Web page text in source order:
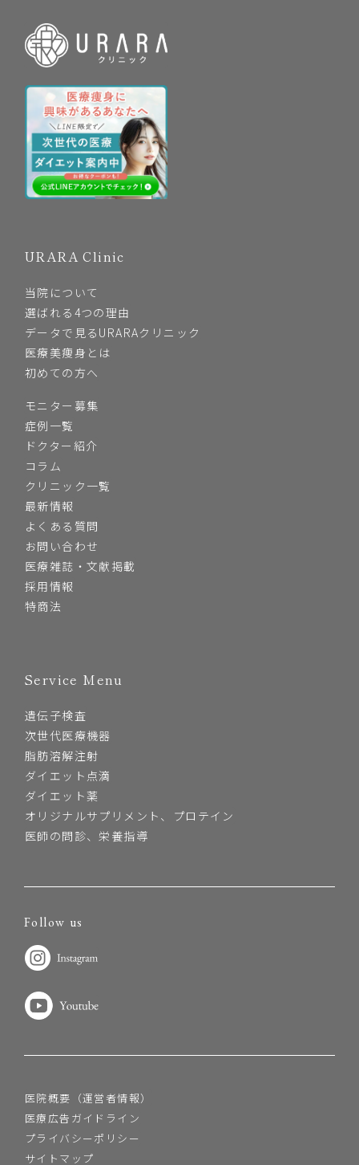
URARA Clinic
当院について
選ばれる4つの理由
データで見るURARAクリニック
医療美痩身とは
初めての方へ
モニター募集
症例一覧
ドクター紹介
コラム
クリニック一覧
最新情報
よくある質問
お問い合わせ
医療雑誌・文献掲載
採用情報
特商法
Service Menu
遺伝子検査
次世代医療機器
脂肪溶解注射
ダイエット点滴
ダイエット薬
オリジナルサプリメント、プロテイン
医師の問診、栄養指導
医院概要（運営者情報）
医療広告ガイドライン
プライバシーポリシー
サイトマップ
Follow us